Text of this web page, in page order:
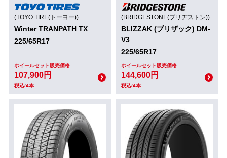
(TOYO TIRE(トーヨー))
Winter TRANPATH TX
225/65R17
ホイールセット販売価格
107,900円
税込/4本
(BRIDGESTONE(ブリヂストン))
BLIZZAK (ブリザック) DM-
V3
225/65R17
ホイールセット販売価格
144,600円
税込/4本